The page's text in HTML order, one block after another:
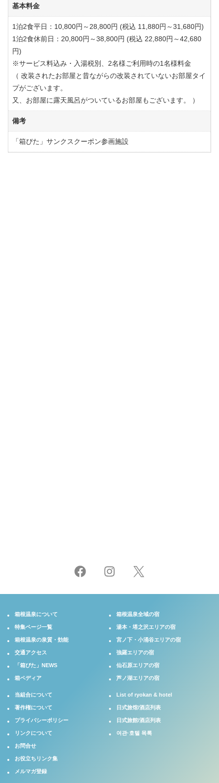
基本料金
1泊2食平日：10,800円～28,800円 (税込 11,880円～31,680円)
1泊2食休前日：20,800円～38,800円 (税込 22,880円～42,680
円)
※サービス料込み・入湯税別、2名様ご利用時の1名様料金
（ 改装されたお部屋と昔ながらの改装されていないお部屋タイ
プがございます。
又、お部屋に露天風呂がついているお部屋もございます。 ）
備考
「箱ぴた」サンクスクーポン参画施設
箱根温泉について
特集ページ一覧
箱根温泉の泉質・効能
交通アクセス
「箱ぴた」NEWS
箱ペディア
箱根温泉全域の宿
湯本・塔之沢エリアの宿
宮ノ下・小涌谷エリアの宿
強羅エリアの宿
仙石原エリアの宿
芦ノ湖エリアの宿
当組合について
著作権について
プライバシーポリシー
リンクについて
お問合せ
お役立ちリンク集
メルマガ登録
List of ryokan & hotel
日式旅馆/酒店列表
日式旅館/酒店列表
여관·호텔 목록